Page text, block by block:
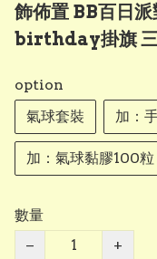
飾佈置 BB百日
birthday掛旗
option
氣球套裝
加：
加：氣球黏膠100粒
數量
−
+